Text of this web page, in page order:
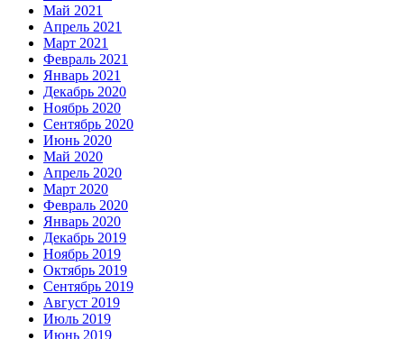
Май 2021
Апрель 2021
Март 2021
Февраль 2021
Январь 2021
Декабрь 2020
Ноябрь 2020
Сентябрь 2020
Июнь 2020
Май 2020
Апрель 2020
Март 2020
Февраль 2020
Январь 2020
Декабрь 2019
Ноябрь 2019
Октябрь 2019
Сентябрь 2019
Август 2019
Июль 2019
Июнь 2019